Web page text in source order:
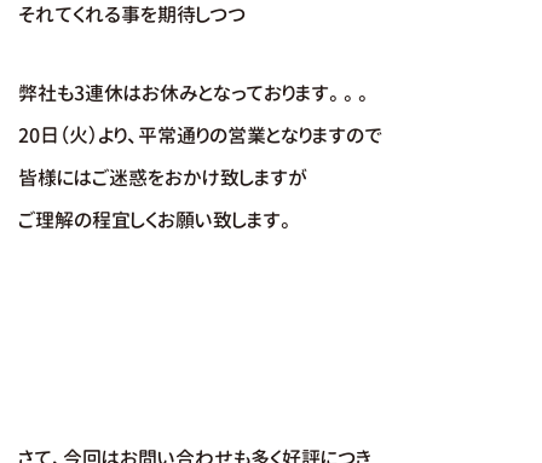
それてくれる事を期待しつつ
弊社も3連休はお休みとなっております。。。
20日（火）より、平常通りの営業となりますので
皆様にはご迷惑をおかけ致しますが
ご理解の程宜しくお願い致します。